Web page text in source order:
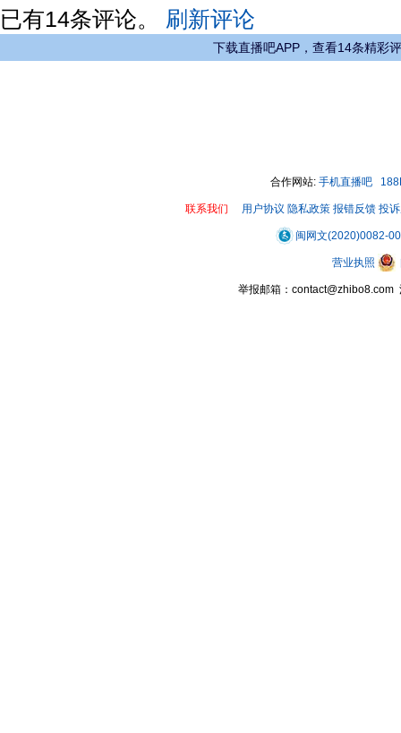
已有14条评论。 刷新评论
下载直播吧APP，查看14条精彩
合作网站: 手机直播吧
联系我们 用户协议 隐私政策 报错反馈 投
闽网文(2020)0082-
营业执照
举报邮箱：